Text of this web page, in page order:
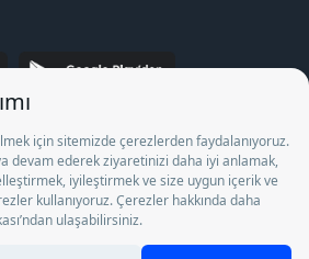
Bilişim ve Danışmanlık A.Ş. Özel İstihdam
05/2025 - 12/05/2028 tarihleri arasında
üzere, Türkiye İş Kurumu tarafından
18095710 sayılı karar uyarınca 1078 nolu
4904 sayılı kanun uyarınca iş